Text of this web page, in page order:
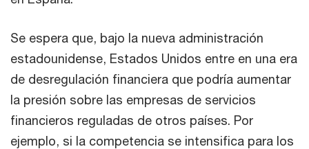
Se espera que, bajo la nueva administración
estadounidense, Estados Unidos entre en una era
de desregulación financiera que podría aumentar
la presión sobre las empresas de servicios
financieros reguladas de otros países. Por
ejemplo, si la competencia se intensifica para los